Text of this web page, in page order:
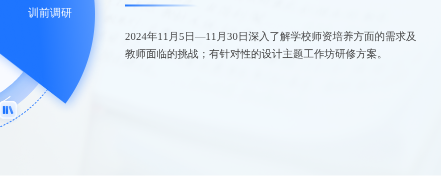
训前调研训前调研
2024年11月5日—11月30日深入了解学校师资培养方面的需求及
教师面临的挑战；有针对性的设计主题工作坊研修方案。